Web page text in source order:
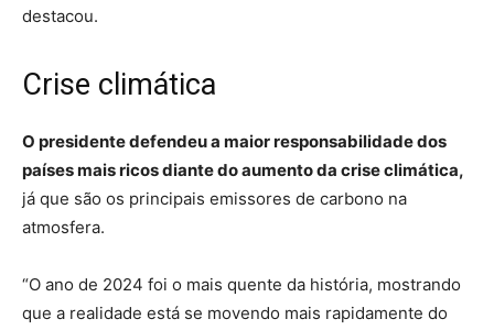
destacou.
Crise climática
O presidente defendeu a maior responsabilidade dos
países mais ricos diante do aumento da crise climática,
já que são os principais emissores de carbono na
atmosfera.
“O ano de 2024 foi o mais quente da história, mostrando
que a realidade está se movendo mais rapidamente do